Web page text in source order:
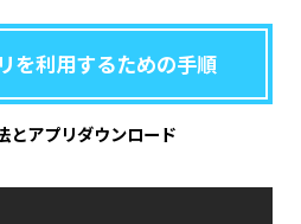
を利用するための手順
とアプリダウンロード